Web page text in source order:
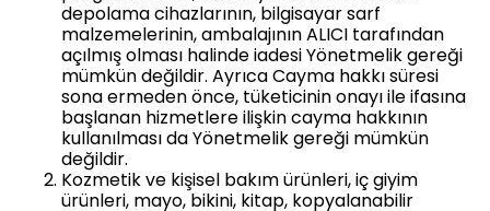
depolama cihazlarının, bilgisayar sarf
malzemelerinin, ambalajının ALICI tarafından
açılmış olması halinde iadesi Yönetmelik gereği
mümkün değildir. Ayrıca Cayma hakkı süresi
sona ermeden önce, tüketicinin onayı ile ifasına
başlanan hizmetlere ilişkin cayma hakkının
kullanılması da Yönetmelik gereği mümkün
değildir.
Kozmetik ve kişisel bakım ürünleri, iç giyim
ürünleri, mayo, bikini, kitap, kopyalanabilir